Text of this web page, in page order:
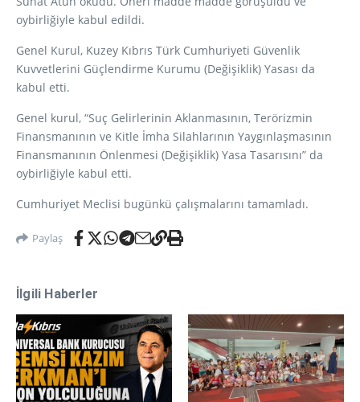
oybirliğiyle kabul edildi.
Genel Kurul, Kuzey Kıbrıs Türk Cumhuriyeti Güvenlik
Kuvvetlerini Güçlendirme Kurumu (Değişiklik) Yasası da
kabul etti.
Genel kurul, “Suç Gelirlerinin Aklanmasının, Terörizmin
Finansmanının ve Kitle İmha Silahlarının Yaygınlaşmasının
Finansmanının Önlenmesi (Değişiklik) Yasa Tasarısını” da
oybirliğiyle kabul etti.
Cumhuriyet Meclisi bugünkü çalışmalarını tamamladı.
Paylaş
İlgili Haberler